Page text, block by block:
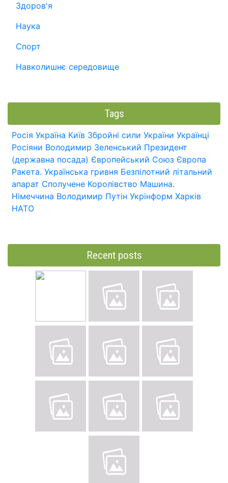
Здоров'я
Наука
Спорт
Навколишнє середовище
Tags
Росія Україна Київ Збройні сили України Українці
Росіяни Володимир Зеленський Президент
(державна посада) Європейський Союз Європа
Ракета. Українська гривня Безпілотний літальний
апарат Сполучене Королівство Машина.
Німеччина Володимир Путін Укрінформ Харків
НАТО
Recent posts